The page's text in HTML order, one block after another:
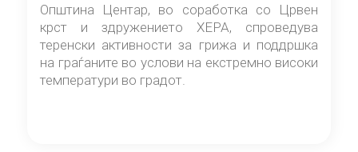
Општина Центар, во соработка со Црвен
крст и здружението ХЕРА, спроведува
теренски активности за грижа и поддршка
на граѓаните во услови на екстремно високи
температури во градот.